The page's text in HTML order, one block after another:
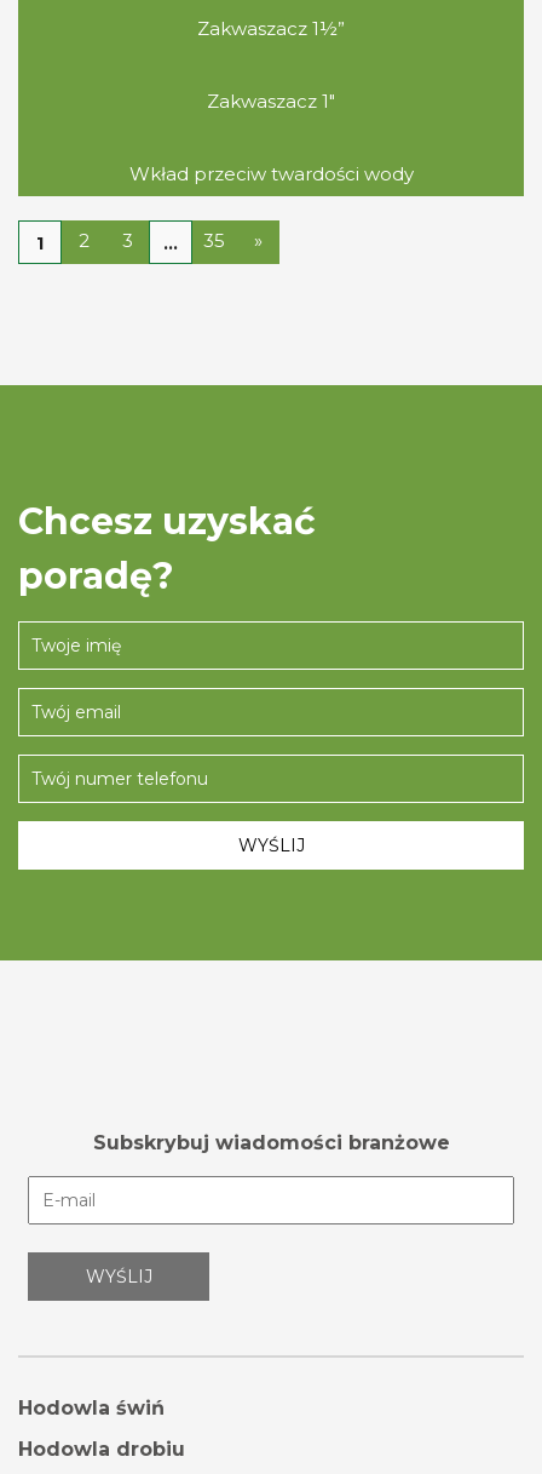
Zakwaszacz 1½”
Zakwaszacz 1″
Wkład przeciw twardości wody
1 2 3 … 35 »
Chcesz uzyskać
poradę?
Subskrybuj wiadomości branżowe
Hodowla świń
Hodowla drobiu